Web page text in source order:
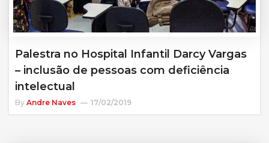
Palestra no Hospital Infantil Darcy Vargas
– inclusão de pessoas com deficiência
intelectual
By Andre Naves 17/02/2019